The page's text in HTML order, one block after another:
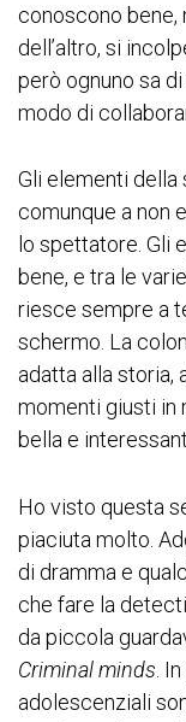
conoscono bene,
dell’altro, si
però ognuno sa
modo di
Gli elementi
comunque a non
lo spettatore. Gli
bene, e tra le
riesce sempre a
schermo. La
adatta alla storia,
momenti giusti in
bella e
Ho visto questa
piaciuta molto.
di dramma e
che fare la
da piccola
Criminal minds.
adolescenziali